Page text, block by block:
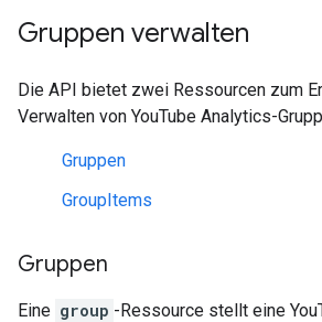
Gruppen verwalten
Die API bietet zwei Ressourcen zum
Verwalten von YouTube Analytics-
Gruppen
GroupItems
Gruppen
Eine group -Ressource stellt eine